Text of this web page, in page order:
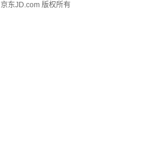
京东JD.com 版权所有